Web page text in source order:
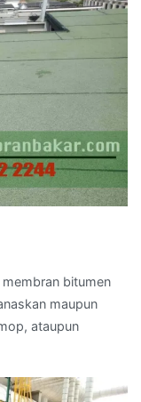
bitumen
maupun
ataupun